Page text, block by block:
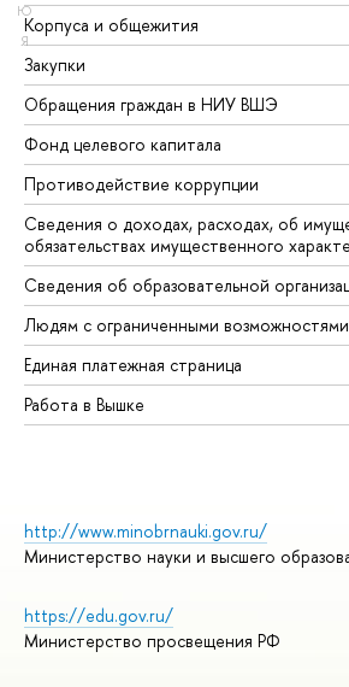
Ю
Я
Корпуса и общежития
Закупки
Обращения граждан в НИУ ВШЭ
Фонд целевого капитала
Противодействие коррупции
Сведения о доходах, расходах, об
обязательствах имущественного
Сведения об образовательной
Людям с ограниченными возможностями
Единая платежная страница
Работа в Вышке
http://www.minobrnauki.gov.ru/
Министерство науки и высшего
https://edu.gov.ru/
Министерство просвещения РФ